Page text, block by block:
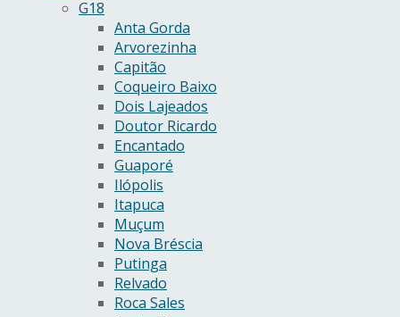
G18
Anta Gorda
Arvorezinha
Capitão
Coqueiro Baixo
Dois Lajeados
Doutor Ricardo
Encantado
Guaporé
Ilópolis
Itapuca
Muçum
Nova Bréscia
Putinga
Relvado
Roca Sales